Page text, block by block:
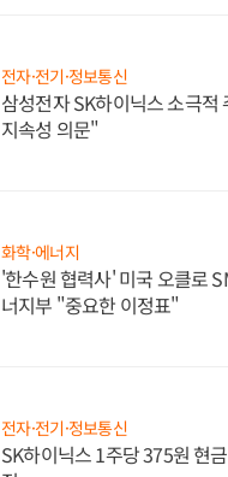
전자·전기·정보통신
삼성전자 SK하이닉스 소극
지속성 의문"
화학·에너지
'한수원 협력사' 미국 오클로
너지부 "중요한 이정표"
전자·전기·정보통신
SK하이닉스 1주당 375원 현